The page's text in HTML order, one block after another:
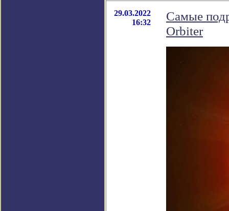
29.03.2022
16:32
Самые
Orbiter